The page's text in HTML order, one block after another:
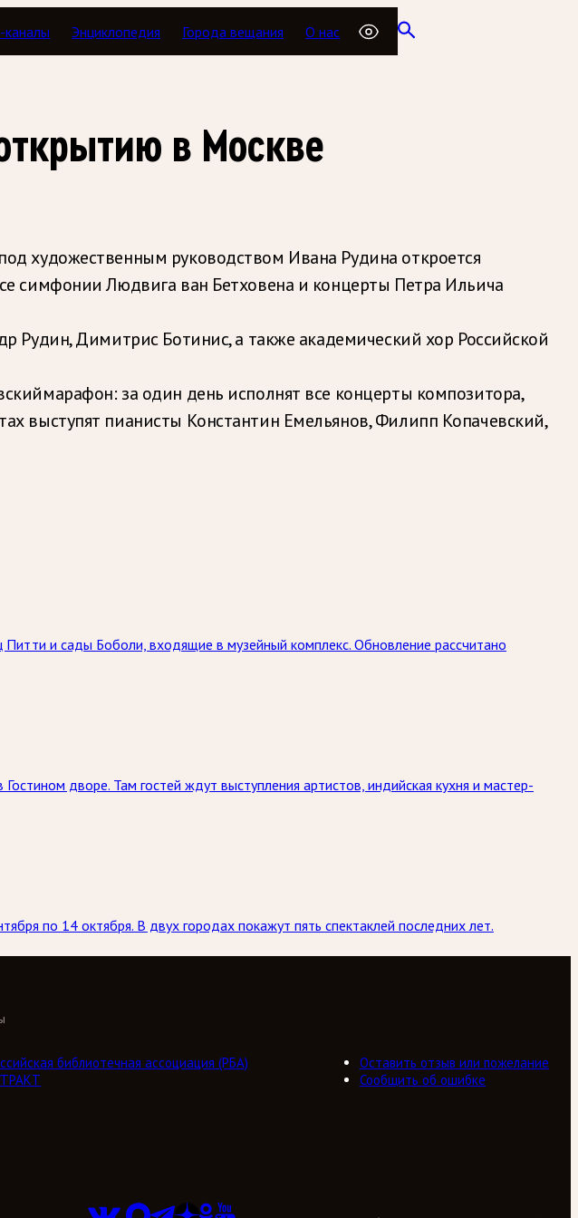
каналы Энциклопедия Города вещания О нас
в Москве
художественным руководством Ивана Рудина откроется
симфонии Людвига ван Бетховена и концерты Петра Ильича
Рудин, Димитрис Ботинис, а также академический хор Российской
за один день исполнят все концерты композитора,
выступят пианисты Константин Емельянов, Филипп Копачевский,
и сады Боболи, входящие в музейный комплекс. Обновление рассчитано
дворе. Там гостей ждут выступления артистов, индийская кухня и мастер-
по 14 октября. В двух городах покажут пять спектаклей последних лет.
библиотечная ассоциация (РБА)
Оставить отзыв или пожелание
Сообщить об ошибке